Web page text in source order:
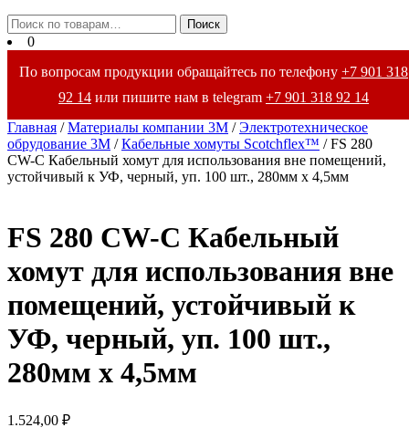
Закрыть
меню
Искать: Поиск
0
По вопросам продукции обращайтесь по телефону +7 901 318
92 14 или пишите нам в telegram +7 901 318 92 14
Главная /Материалы компании 3М /Электротехническое
обрудование 3М /Кабельные хомуты Scotchflex™ / FS 280
CW-C Кабельный хомут для использования вне помещений,
устойчивый к УФ, черный, уп. 100 шт., 280мм х 4,5мм
FS 280 CW-C Кабельный
хомут для использования вне
помещений, устойчивый к
УФ, черный, уп. 100 шт.,
280мм х 4,5мм
1.524,00 ₽